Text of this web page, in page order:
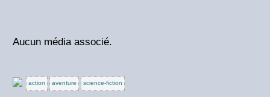
Aucun média associé.
action aventure science-fiction